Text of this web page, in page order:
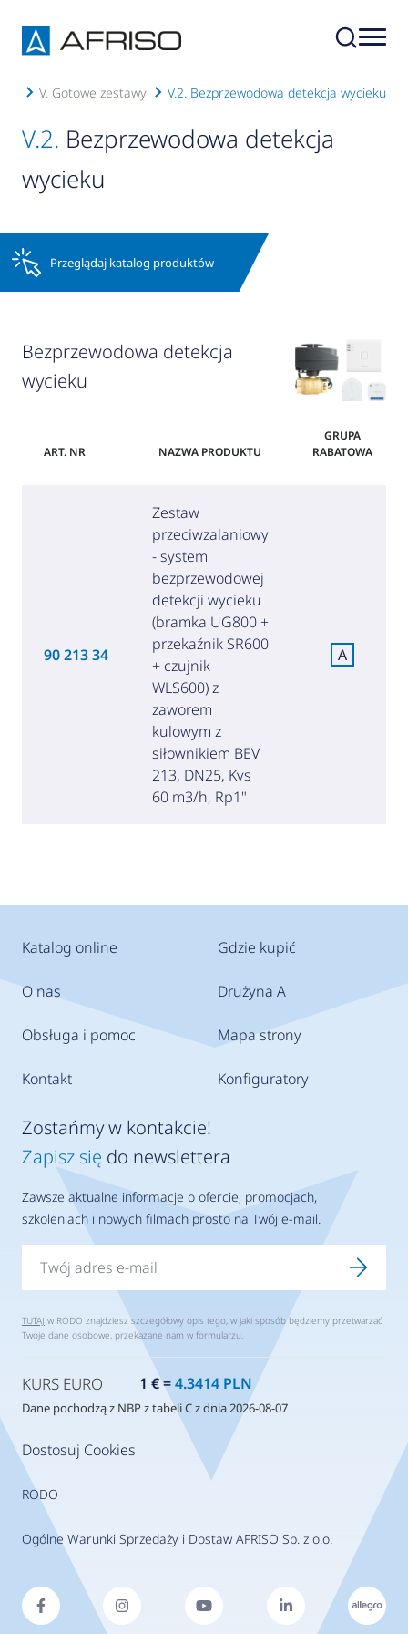
V. Gotowe zestawy V.2. Bezprzewodowa detekcja wycieku
V.2. Bezprzewodowa detekcja
wycieku
Przeglądaj katalog produktów
Bezprzewodowa detekcja
wycieku
ART. NR NAZWA PRODUKTU
GRUPA
RABATOWA
90 213 34
Zestaw
przeciwzalaniowy
- system
bezprzewodowej
detekcji wycieku
(bramka UG800 +
przekaźnik SR600
+ czujnik
WLS600) z
zaworem
kulowym z
siłownikiem BEV
213, DN25, Kvs
60 m3/h, Rp1"
A
Katalog online
O nas
Obsługa i pomoc
Kontakt
Gdzie kupić
Drużyna A
Mapa strony
Konfiguratory
Dostosuj Cookies
RODO
Ogólne Warunki Sprzedaży i Dostaw AFRISO Sp. z o.o.
Zostańmy w kontakcie!
Zapisz się do newslettera
Zawsze aktualne informacje o ofercie, promocjach,
szkoleniach i nowych filmach prosto na Twój e-mail.
TUTAJ w RODO znajdziesz szczegółowy opis tego, w jaki sposób będziemy przetwarzać
Twoje dane osobowe, przekazane nam w formularzu.
KURS EURO 1 € =4.3414 PLN
Dane pochodzą z NBP z tabeli C z dnia 2026-08-07